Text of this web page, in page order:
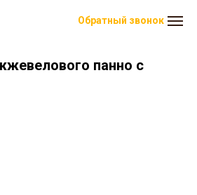
Обратный звонок
панно с